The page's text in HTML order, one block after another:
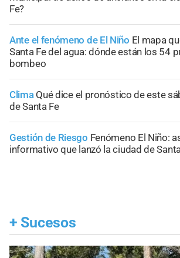
Fe?
Ante el fenómeno de El Niño El mapa
Santa Fe del agua: dónde están los 54
bombeo
Clima Qué dice el pronóstico de este
de Santa Fe
Gestión de Riesgo Fenómeno El Niño:
informativo que lanzó la ciudad de
+ Sucesos